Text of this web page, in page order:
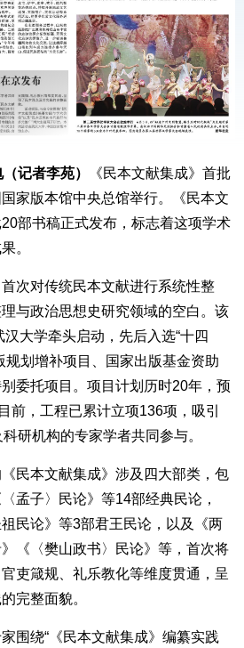
记者李苑）
《民本文献集成》首批
家版本馆中央总馆举行。《民本文
部书稿正式发布，标志着这项学术
。
对传统民本文献进行系统性整
与政治思想史研究领域的空白。该
大学牵头启动，先后入选“十四
规划增补项目、国家出版基金资助
委托项目。项目计划历时20年，预
前，工程已累计立项136项，吸引
研机构的专家学者共同参与。
本文献集成》涉及四大部类，包
孟子〉民论》等14部经典民论，
祖民论》等3部君王民论，以及《两
《〈樊山政书〉民论》等，首次将
吏箴规、礼乐教化等维度贯通，呈
完整面貌。
绕“《民本文献集成》编纂实践